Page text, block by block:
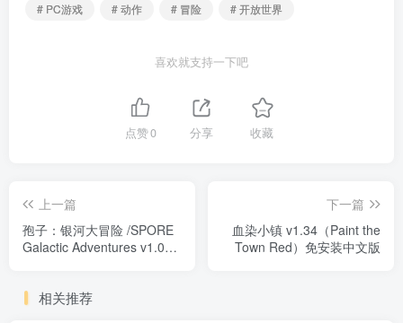
# PC游戏
# 动作 # 冒险 # 开放世界
喜欢就支持一下吧
点赞0 分享 收藏
上一篇
孢子：银河大冒险 /SPORE
Galactic Adventures v1.06
改器+超时空要塞战机模型存
下一篇
血染小镇 v1.34（Paint the
Town Red）免安装中文版
相关推荐